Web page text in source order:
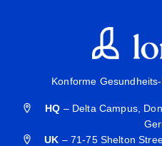
Konforme
HQ – Delta Campus,
UK – 71-75 Shelton